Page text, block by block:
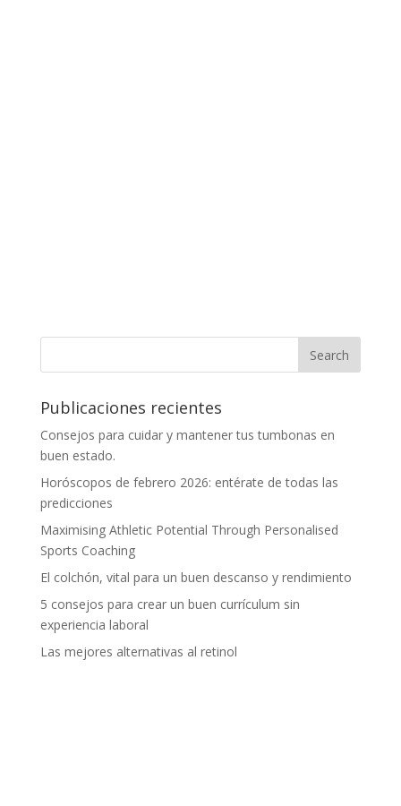
Publicaciones recientes
Consejos para cuidar y mantener tus tumbonas en
buen estado.
Horóscopos de febrero 2026: entérate de todas las
predicciones
Maximising Athletic Potential Through Personalised
Sports Coaching
El colchón, vital para un buen descanso y rendimiento
5 consejos para crear un buen currículum sin
experiencia laboral
Las mejores alternativas al retinol